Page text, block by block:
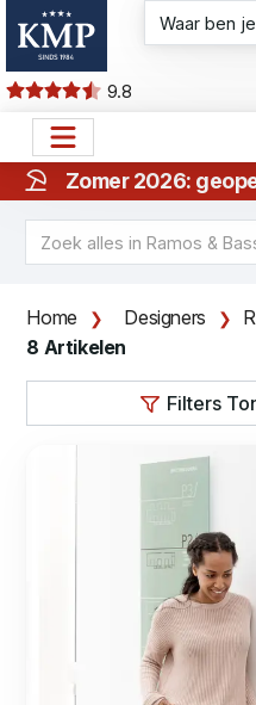
9.8
Zomer 2026:
Home Designers
8 Artikelen
Filters